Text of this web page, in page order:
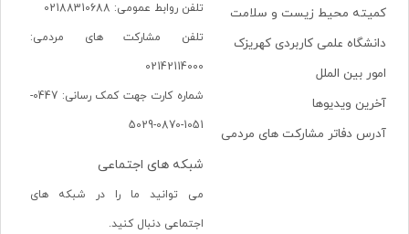
کمیته محیط زیست و سلامت
دانشگاه علمی کاربردی کهریزک
امور بین الملل
آخرین ویدیوها
آدرس دفاتر مشارکت های مردمی
تلفن روابط عمومی: 02188310688
تلفن مشارکت های مردمی:
02142114000
شماره کارت جهت کمک رسانی: 0447-
1051-0870-5029
شبکه های اجتماعی
می توانید ما را در شبکه های
اجتماعی دنبال کنید.